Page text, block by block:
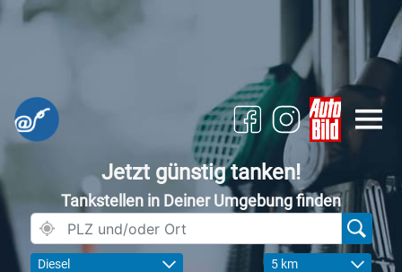
Jetzt günstig tanken!
Tankstellen in Deiner Umgebung finden
Diesel 5 km